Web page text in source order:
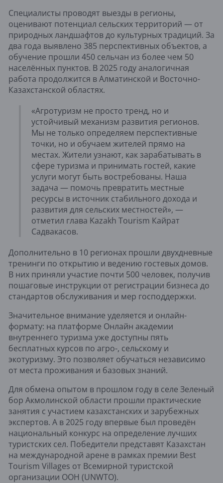
Специалисты проводят выезды в регионы,
оценивают потенциал сельских территорий — от
природных ландшафтов до культурных традиций. За
два года выявлено 385 перспективных объектов, а
обучение прошли 450 сельчан из более чем 50
населённых пунктов. В 2025 году аналогичная
работа продолжится в Алматинской и Восточно-
Казахстанской областях.
«Агротуризм не просто тренд, но и
устойчивый механизм развития регионов.
Мы не только определяем перспективные
точки, но и обучаем жителей прямо на
местах. Жители узнают, как зарабатывать в
сфере туризма и принимать гостей, какие
услуги могут быть востребованы. Наша
задача — помочь превратить местные
ресурсы в источник стабильного дохода и
развития для сельских местностей», —
отметил глава Kazakh Tourism Кайрат
Садвакасов.
Дополнительно в 10 регионах прошли двухдневные
тренинги по открытию и ведению гостевых домов.
В них приняли участие почти 500 человек, получив
пошаговые инструкции от регистрации бизнеса до
стандартов обслуживания и мер господдержки.
Значительное внимание уделяется и онлайн-
формату: на платформе Онлайн академии
внутреннего туризма уже доступны пять
бесплатных курсов по агро-, сельскому и
экотуризму. Это позволяет обучаться независимо
от места проживания и базовых знаний.
Для обмена опытом в прошлом году в селе Зеленый
бор Акмолинской области прошли практические
занятия с участием казахстанских и зарубежных
экспертов. А в 2025 году впервые был проведён
национальный конкурс на определение лучших
туристских сел. Победители представят Казахстан
на международной арене в рамках премии Best
Tourism Villages от Всемирной туристской
организации ООН (UNWTO).